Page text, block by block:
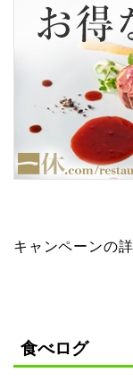
キャンペーンの
食べログ